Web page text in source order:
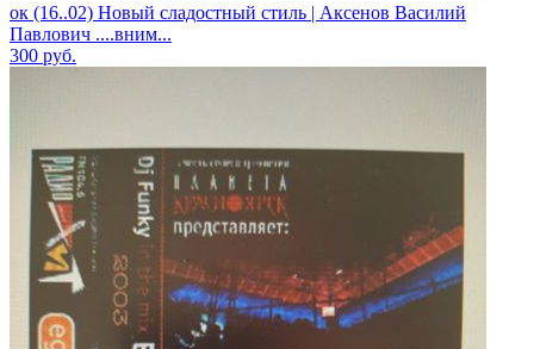
ок (16..02) Новый сладостный стиль | Аксенов Василий
Павлович ....вним...
300 руб.